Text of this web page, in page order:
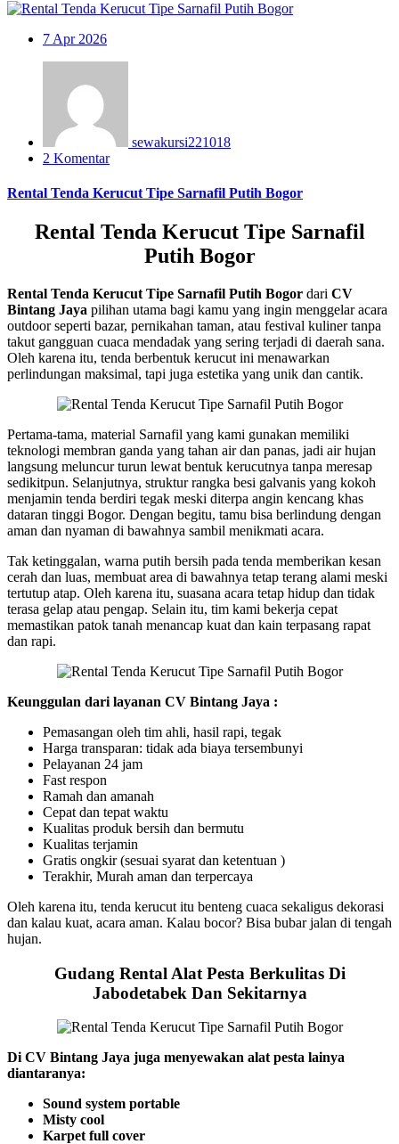
7 Apr 2026
sewakursi221018
2 Komentar
Rental Tenda Kerucut Tipe Sarnafil Putih Bogor
Rental Tenda Kerucut Tipe Sarnafil
Putih Bogor
Rental Tenda Kerucut Tipe Sarnafil Putih Bogor dari CV
Bintang Jaya pilihan utama bagi kamu yang ingin menggelar acara
outdoor seperti bazar, pernikahan taman, atau festival kuliner tanpa
takut gangguan cuaca mendadak yang sering terjadi di daerah sana.
Oleh karena itu, tenda berbentuk kerucut ini menawarkan
perlindungan maksimal, tapi juga estetika yang unik dan cantik.
Pertama-tama, material Sarnafil yang kami gunakan memiliki
teknologi membran ganda yang tahan air dan panas, jadi air hujan
langsung meluncur turun lewat bentuk kerucutnya tanpa meresap
sedikitpun. Selanjutnya, struktur rangka besi galvanis yang kokoh
menjamin tenda berdiri tegak meski diterpa angin kencang khas
dataran tinggi Bogor. Dengan begitu, tamu bisa berlindung dengan
aman dan nyaman di bawahnya sambil menikmati acara.
Tak ketinggalan, warna putih bersih pada tenda memberikan kesan
cerah dan luas, membuat area di bawahnya tetap terang alami meski
tertutup atap. Oleh karena itu, suasana acara tetap hidup dan tidak
terasa gelap atau pengap. Selain itu, tim kami bekerja cepat
memastikan patok tanah menancap kuat dan kain terpasang rapat
dan rapi.
Keunggulan dari layanan CV Bintang Jaya :
Pemasangan oleh tim ahli, hasil rapi, tegak
Harga transparan: tidak ada biaya tersembunyi
Pelayanan 24 jam
Fast respon
Ramah dan amanah
Cepat dan tepat waktu
Kualitas produk bersih dan bermutu
Kualitas terjamin
Gratis ongkir (sesuai syarat dan ketentuan )
Terakhir, Murah aman dan terpercaya
Oleh karena itu, tenda kerucut itu benteng cuaca sekaligus dekorasi
dan kalau kuat, acara aman. Kalau bocor? Bisa bubar jalan di tengah
hujan.
Gudang Rental Alat Pesta Berkulitas Di
Jabodetabek Dan Sekitarnya
Di CV Bintang Jaya juga menyewakan alat pesta lainya
diantaranya:
Sound system portable
Misty cool
Karpet full cover